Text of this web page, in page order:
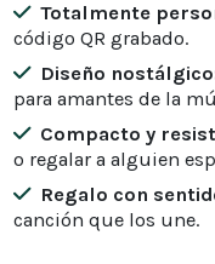
Totalmente
código QR grabado.
Diseño
para amantes de la
Compacto y
o regalar a alguien
Regalo con
canción que los une.